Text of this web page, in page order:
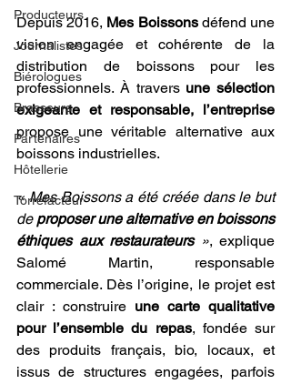
Producteurs
Journalistes
Biérologues
Brasseurs
Partenaires
Hôtellerie
Torrefacteur
Depuis 2016, Mes Boissons défend une
vision engagée et cohérente de la
distribution de boissons pour les
professionnels. À travers une sélection
exigeante et responsable, l’entreprise
propose une véritable alternative aux
boissons industrielles.
« Mes Boissons a été créée dans le but
de proposer une alternative en boissons
éthiques aux restaurateurs », explique
Salomé Martin, responsable
commerciale. Dès l’origine, le projet est
clair : construire une carte qualitative
pour l’ensemble du repas, fondée sur
des produits français, bio, locaux, et
issus de structures engagées, parfois